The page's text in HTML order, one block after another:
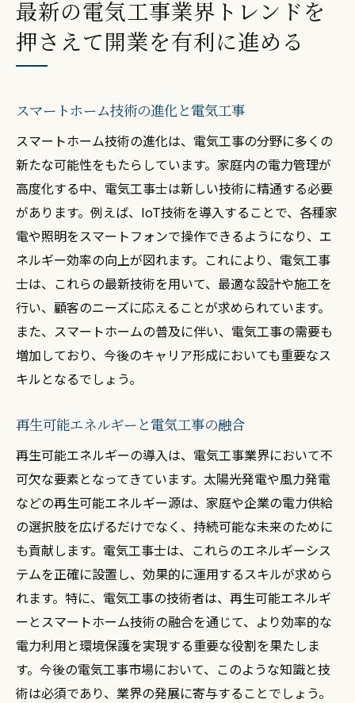
最新の電気工事業界トレンドを
押さえて開業を有利に進める
スマートホーム技術の進化と電気工事
スマートホーム技術の進化は、電気工事の分野に多くの
新たな可能性をもたらしています。家庭内の電力管理が
高度化する中、電気工事士は新しい技術に精通する必要
があります。例えば、IoT技術を導入することで、各種家
電や照明をスマートフォンで操作できるようになり、エ
ネルギー効率の向上が図れます。これにより、電気工事
士は、これらの最新技術を用いて、最適な設計や施工を
行い、顧客のニーズに応えることが求められています。
また、スマートホームの普及に伴い、電気工事の需要も
増加しており、今後のキャリア形成においても重要なス
キルとなるでしょう。
再生可能エネルギーと電気工事の融合
再生可能エネルギーの導入は、電気工事業界において不
可欠な要素となってきています。太陽光発電や風力発電
などの再生可能エネルギー源は、家庭や企業の電力供給
の選択肢を広げるだけでなく、持続可能な未来のために
も貢献します。電気工事士は、これらのエネルギーシス
テムを正確に設置し、効果的に運用するスキルが求めら
れます。特に、電気工事の技術者は、再生可能エネルギ
ーとスマートホーム技術の融合を通じて、より効率的な
電力利用と環境保護を実現する重要な役割を果たしま
す。今後の電気工事市場において、このような知識と技
術は必須であり、業界の発展に寄与することでしょう。